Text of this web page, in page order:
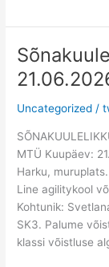
Uncategorized /
MTÜ Kuupäev:
Harku,
Line agilitykool
Kohtunik:
SK3. Palume
klassi võistluse
Sõnakuulelikkuse
eksam
21.06.2026.